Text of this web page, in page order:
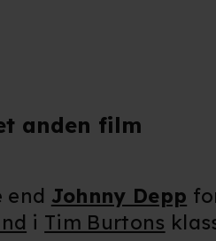
anden film
end Johnny Depp
i Tim Burtons